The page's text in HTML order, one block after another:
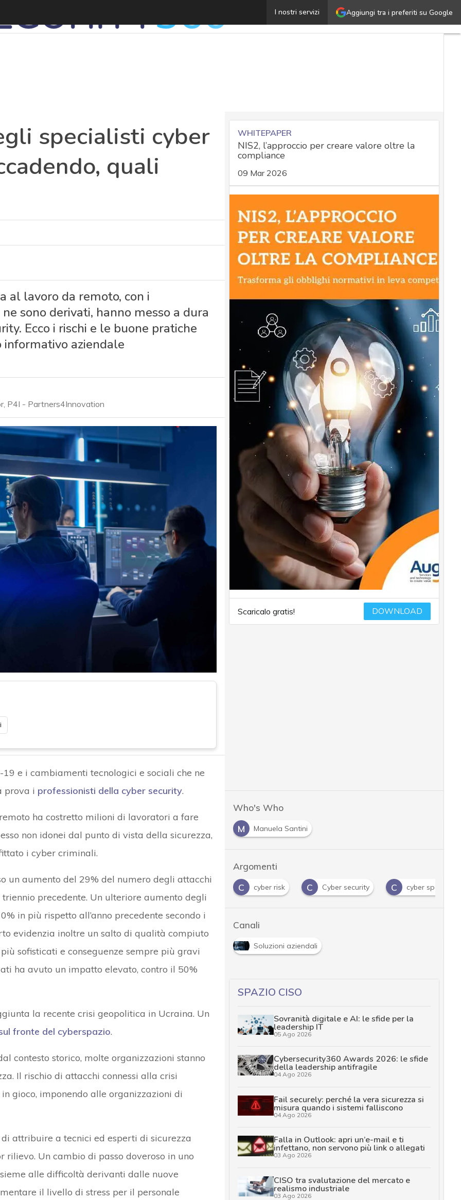
Aggiungi tra i preferiti su Google
I nostri servizi
Stress e burnout degli specialisti cyber security: cosa
specialisti cyber
quali
al lavoro da remoto, con i
sono derivati, hanno messo a dura
Ecco i rischi e le buone pratiche
aziendale
P4I - Partners4Innovation
e i cambiamenti tecnologici e sociali che ne
prova i professionisti della cyber security.
ha costretto milioni di lavoratori a fare
non idonei dal punto di vista della sicurezza,
i cyber criminali.
un aumento del 29% del numero degli attacchi
precedente. Un ulteriore aumento degli
in più rispetto all’anno precedente secondo i
evidenzia inoltre un salto di qualità compiuto
sofisticati e conseguenze sempre più gravi
ha avuto un impatto elevato, contro il 50%
la recente crisi geopolitica in Ucraina. Un
fronte del cyberspazio.
contesto storico, molte organizzazioni stanno
Il rischio di attacchi connessi alla crisi
gioco, imponendo alle organizzazioni di
attribuire a tecnici ed esperti di sicurezza
Un cambio di passo doveroso in uno
alle difficoltà derivanti dalle nuove
il livello di stress per il personale
WHITEPAPER
NIS2, l’approccio per creare valore oltre la
compliance
09 Mar 2026
Scaricalo gratis! DOWNLOAD
Who's Who
M
Manuela Santini
Argomenti
C cyber risk C Cyber security C cyber space
Canali
Soluzioni aziendali
SPAZIO CISO
Sovranità digitale e AI: le sfide per la
leadership IT
05 Ago 2026
Cybersecurity360 Awards 2026: le sfide
della leadership antifragile
04 Ago 2026
Fail securely: perché la vera sicurezza si
misura quando i sistemi falliscono
04 Ago 2026
Falla in Outlook: apri un’e-mail e ti
infettano, non servono più link o allegati
03 Ago 2026
CISO tra svalutazione del mercato e
realismo industriale
03 Ago 2026